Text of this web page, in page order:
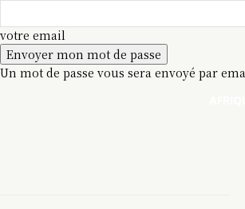
votre email
Un mot de passe vous sera envoyé par